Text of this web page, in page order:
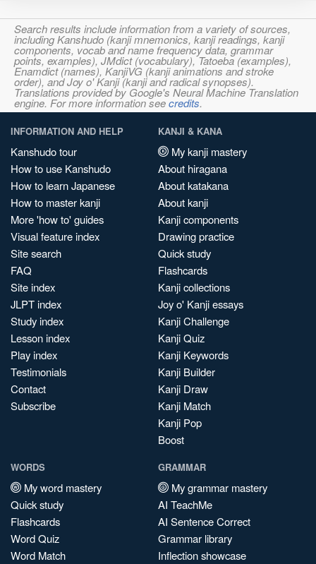
Search results include information from a variety of sources,
including Kanshudo (kanji mnemonics, kanji readings, kanji
components, vocab and name frequency data, grammar
points, examples), JMdict (vocabulary), Tatoeba (examples),
Enamdict (names), KanjiVG (kanji animations and stroke
order), and Joy o' Kanji (kanji and radical synopses).
Translations provided by Google's Neural Machine Translation
engine. For more information seecredits.
INFORMATION AND HELP
Kanshudo tour
How to use Kanshudo
How to learn Japanese
How to master kanji
More 'how to' guides
Visual feature index
Site search
FAQ
Site index
JLPT index
Study index
Lesson index
Play index
Testimonials
Contact
Subscribe
KANJI & KANA
My kanji mastery
About hiragana
About katakana
About kanji
Kanji components
Drawing practice
Quick study
Flashcards
Kanji collections
Joy o' Kanji essays
Kanji Challenge
Kanji Quiz
Kanji Keywords
Kanji Builder
Kanji Draw
Kanji Match
Kanji Pop
Boost
WORDS
My word mastery
Quick study
Flashcards
Word Quiz
Word Match
GRAMMAR
My grammar mastery
AI TeachMe
AI Sentence Correct
Grammar library
Inflection showcase